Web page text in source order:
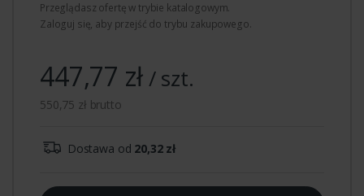
Przeglądasz ofertę w trybie katalogowym.
Zaloguj się, aby przejść do trybu zakupowego.
447,77 zł/ szt.
550,75 zł brutto
Dostawa od 20,32 zł